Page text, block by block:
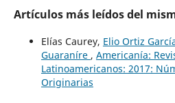
Artículos más leídos del
Elías Caurey, Elio Ortiz
Guaraníre , Americanía:
Latinoamericanos: 2017:
Originarias